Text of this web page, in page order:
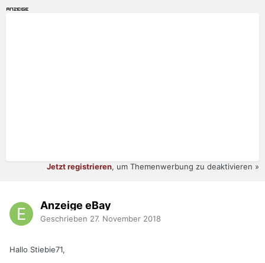
Jetzt registrieren, um Themenwerbung zu deaktivieren »
Anzeige eBay
Geschrieben 27. November 2018
Hallo Stiebie71,